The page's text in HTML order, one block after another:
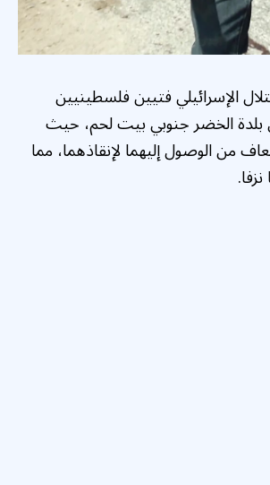
الإسرائيلي فتيين فلسطينيين
الخضر جنوبي بيت لحم، حيث
من الوصول إليهما لإنقاذهما، مما